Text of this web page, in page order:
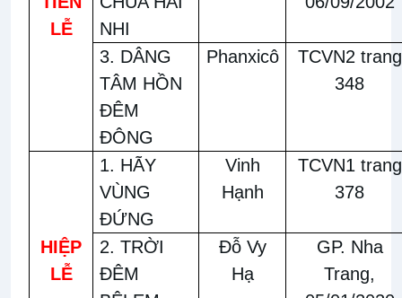
LỄ
NHI
3. DÂNG
TÂM HỒN
ĐÊM
ĐÔNG
Phanxicô
TCVN2 trang
348
HIỆP
LỄ
1. HÃY
VÙNG
ĐỨNG
Vinh
Hạnh
TCVN1 trang
378
2. TRỜI
ĐÊM
Đỗ Vy
Hạ
GP. Nha
Trang,